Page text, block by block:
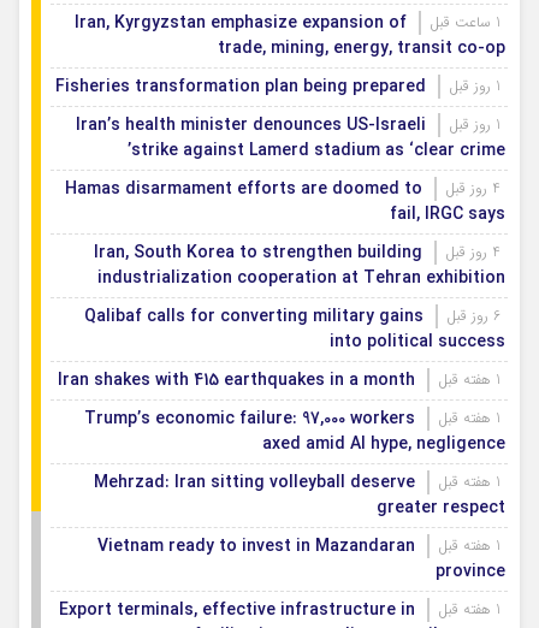
Iran, Kyrgyzstan emphasize expansion of
trade, mining, energy, transit co-op
Fisheries transformation plan being prepared
Iran’s health minister denounces US-Israeli
strike against Lamerd stadium as ‘clear crime’
Hamas disarmament efforts are doomed to
fail, IRGC says
Iran, South Korea to strengthen building
industrialization cooperation at Tehran exhibition
Qalibaf calls for converting military gains
into political success
Iran shakes with 415 earthquakes in a month
Trump’s economic failure: 97,000 workers
axed amid AI hype, negligence
Mehrzad: Iran sitting volleyball deserve
greater respect
Vietnam ready to invest in Mazandaran
province
Export terminals, effective infrastructure in